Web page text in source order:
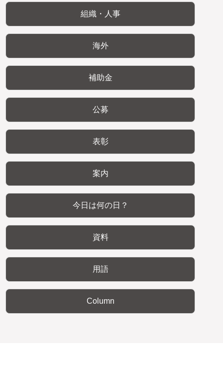
組織・人事
海外
補助金
公募
表彰
案内
今日は何の日？
資料
用語
Column